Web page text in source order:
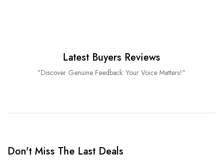
Latest Buyers Reviews
"Discover Genuine Feedback: Your Voice Matters!"
Don't Miss The Last Deals